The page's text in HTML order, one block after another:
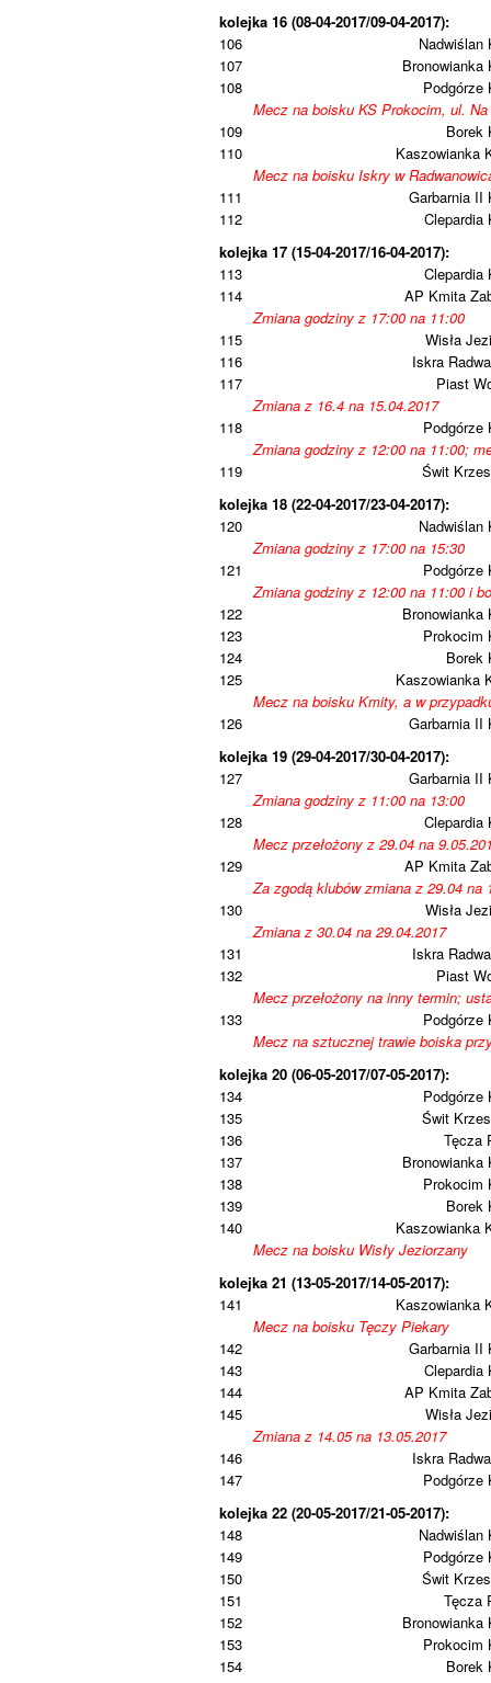
kolejka 16 (08-04-2017/09-04-2017):
106
Nadwiślan
107
Bronowianka
108
Podgórze
Mecz na boisku KS Prokocim, ul.
109
Borek
110
Kaszowianka
Mecz na boisku Iskry w
111
Garbarnia II
112
Clepardia
kolejka 17 (15-04-2017/16-04-2017):
113
Clepardia
114
AP Kmita
Zmiana godziny z 17:00 na 11:00
115
Wisła
116
Iskra
117
Piast
Zmiana z 16.4 na 15.04.2017
118
Podgórze
Zmiana godziny z 12:00 na 11:00;
119
Świt
kolejka 18 (22-04-2017/23-04-2017):
120
Nadwiślan
Zmiana godziny z 17:00 na 15:30
121
Podgórze
Zmiana godziny z 12:00 na 11:00 i
122
Bronowianka
123
Prokocim
124
Borek
125
Kaszowianka
Mecz na boisku Kmity, a w
126
Garbarnia II
kolejka 19 (29-04-2017/30-04-2017):
127
Garbarnia II
Zmiana godziny z 11:00 na 13:00
128
Clepardia
Mecz przełożony z 29.04 na
129
AP Kmita
Za zgodą klubów zmiana z 29.04 na
130
Wisła
Zmiana z 30.04 na 29.04.2017
131
Iskra
132
Piast
Mecz przełożony na inny termin;
133
Podgórze
Mecz na sztucznej trawie boiska
kolejka 20 (06-05-2017/07-05-2017):
134
Podgórze
135
Świt
136
Tęcza
137
Bronowianka
138
Prokocim
139
Borek
140
Kaszowianka
Mecz na boisku Wisły Jeziorzany
kolejka 21 (13-05-2017/14-05-2017):
141
Kaszowianka
Mecz na boisku Tęczy Piekary
142
Garbarnia II
143
Clepardia
144
AP Kmita
145
Wisła
Zmiana z 14.05 na 13.05.2017
146
Iskra
147
Podgórze
kolejka 22 (20-05-2017/21-05-2017):
148
Nadwiślan
149
Podgórze
150
Świt
151
Tęcza
152
Bronowianka
153
Prokocim
154
Borek